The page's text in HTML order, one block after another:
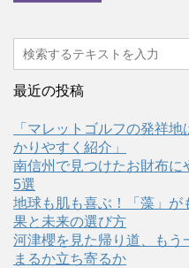
最近の投稿
「マレットゴルフの発祥
かりやすく紹介」
南信州で見つけたお財布に
5選
地球も肌も喜ぶ！「藻」が
果と未来の選び方
河津櫻を見た帰り道、もう
まるか立ち寄るか